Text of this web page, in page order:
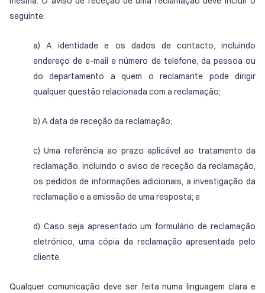
seguinte:
a) A identidade e os dados de contacto, incluindo
endereço de e-mail e número de telefone, da pessoa ou
do departamento a quem o reclamante pode dirigir
qualquer questão relacionada com a reclamação;
b) A data de receção da reclamação;
c) Uma referência ao prazo aplicável ao tratamento da
reclamação, incluindo o aviso de receção da reclamação,
os pedidos de informações adicionais, a investigação da
reclamação e a emissão de uma resposta; e
d) Caso seja apresentado um formulário de reclamação
eletrónico, uma cópia da reclamação apresentada pelo
cliente.
Qualquer comunicação deve ser feita numa linguagem clara e